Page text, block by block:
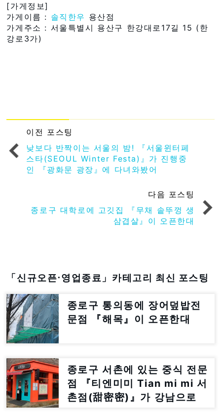
[가게정보]
가게이름 : 솔직한우 용산점
가게주소 : 서울특별시 용산구 한강대로17길 15 (한
강로3가)
이전 포스팅
낮보다 반짝이는 서울의 밤! 『서울윈터페
스타(SEOUL Winter Festa)』가 진행중
인 『광화문 광장』에 다녀와봤어
다음 포스팅
종로구 대학로에 고깃집 『무채 솥뚜껑 생
삼겹살』이 오픈한대
「신규오픈⋅영업종료」카테고리 최신 포스팅
종로구 통의동에 장어덮밥전
문점 『해목』이 오픈한대
종로구 서촌에 있는 중식 전문
점 『티엔미미 Tian mi mi 서
촌점(甜密密)』가 강남으로